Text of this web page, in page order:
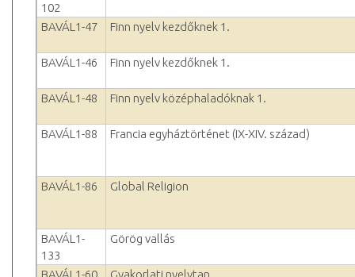
102
BAVÁL1-47 Finn nyelv kezdőknek 1.
BAVÁL1-46 Finn nyelv kezdőknek 1.
BAVÁL1-48 Finn nyelv középhaladóknak 1.
BAVÁL1-88 Francia egyháztörténet (IX-XIV. század)
BAVÁL1-86 Global Religion
BAVÁL1-
133
Görög vallás